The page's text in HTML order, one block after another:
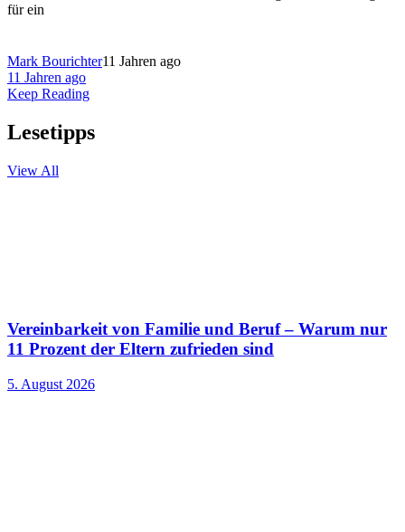
für ein
Mark Bourichter11 Jahren ago
11 Jahren ago
Keep Reading
Lesetipps
View All
Vereinbarkeit von Familie und Beruf – Warum nur
11 Prozent der Eltern zufrieden sind
5. August 2026